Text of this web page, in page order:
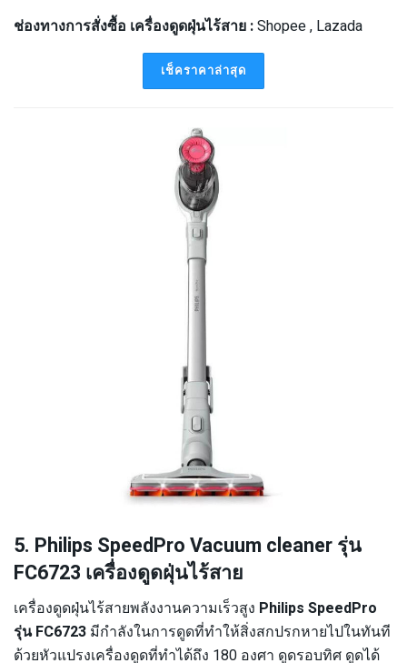
ช่องทางการสั่งซื้อ เครื่องดูดฝุ่นไร้สาย :Shopee , Lazada
เช็คราคาล่าสุด
5. Philips SpeedPro Vacuum cleaner รุ่น
FC6723 เครื่องดูดฝุ่นไร้สาย
เครื่องดูดฝุ่นไร้สายพลังงานความเร็วสูง Philips SpeedPro
รุ่น FC6723 มีกำลังในการดูดที่ทำให้สิ่งสกปรกหายไปในทันที
ด้วยหัวแปรงเครื่องดูดที่ทำได้ถึง 180 องศา ดูดรอบทิศ ดูดได้